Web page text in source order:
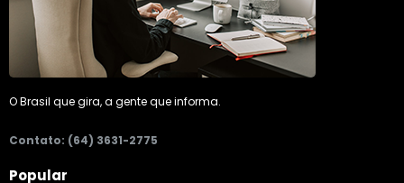
O Brasil que gira, a gente que informa.
Contato: (64) 3631-2775
Popular